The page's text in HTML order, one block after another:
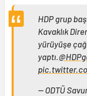
HDP grup
Kavaklık
yürüyüşe
yaptı.
— ODTÜ